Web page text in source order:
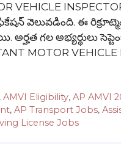
VEHICLE
వెలువడింది. ఈ
గల అభ్యర్థులు
MOTOR
,AMVI Eligibility,AP AMVI
, AP Transport Jobs,
License Jobs